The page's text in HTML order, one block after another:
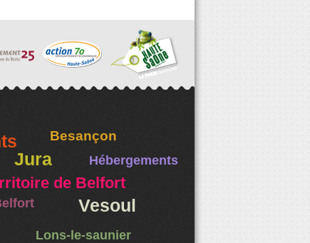
Besançon
Jura Hébergements
de Belfort
Vesoul
Lons-le-saunier